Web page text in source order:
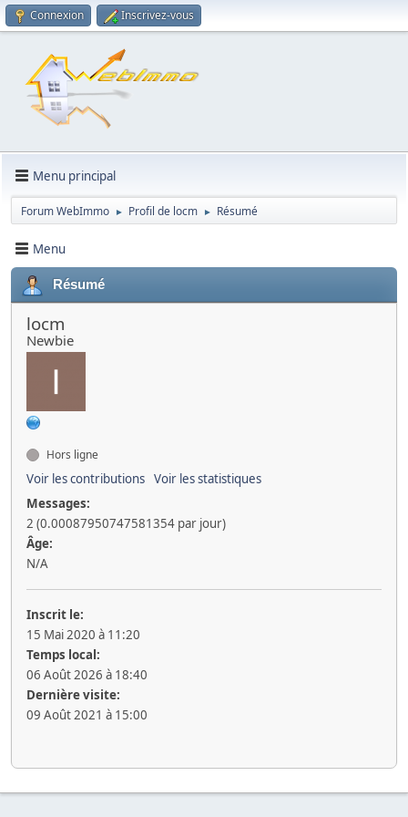
Connexion Inscrivez-vous
Menu principal
Forum WebImmo ► Profil de locm ► Résumé
Menu
Résumé
locm
Newbie
Hors ligne
Voir les contributions Voir les statistiques
Messages:
2 (0.00087950747581354 par jour)
Âge:
N/A
Inscrit le:
15 Mai 2020 à 11:20
Temps local:
06 Août 2026 à 18:40
Dernière visite:
09 Août 2021 à 15:00